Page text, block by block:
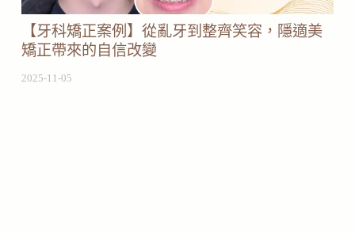
【牙科矯正案例】從亂牙到整齊笑容，隱適美
矯正帶來的自信改變
2025-11-05